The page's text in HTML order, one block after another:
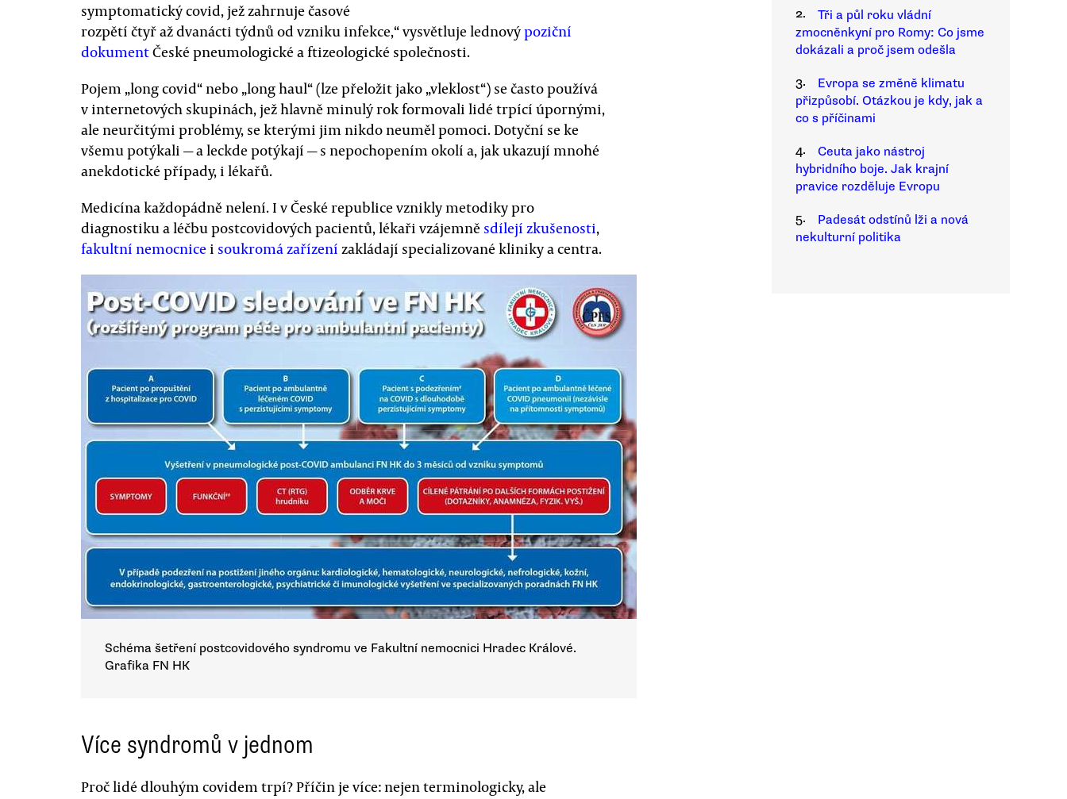
symptomatický covid, jež zahrnuje časové
rozpětí čtyř až dvanácti týdnů od vzniku infekce,“ vysvětluje lednovýpoziční
dokumentČeské pneumologické a ftizeologické společnosti.
Pojem „long covid“ nebo „long haul“ (lze přeložit jako „vleklost“) se často používá
v internetových skupinách, jež hlavně minulý rok formovali lidé trpící úpornými,
ale neurčitými problémy, se kterými jim nikdo neuměl pomoci. Dotyční se ke
všemu potýkali — a leckde potýkají — s nepochopením okolí a, jak ukazují mnohé
anekdotické případy, i lékařů.
Medicína každopádně nelení. I v České republice vznikly metodiky pro
diagnostiku a léčbu postcovidových pacientů, lékaři vzájemně sdílejí zkušenosti,
fakultní nemocnicei soukromá zařízení zakládají specializované kliniky a centra.
Schéma šetření postcovidového syndromu ve Fakultní nemocnici Hradec Králové.
Grafika FN HK
Více syndromů v jednom
Proč lidé dlouhým covidem trpí? Příčin je více: nejen terminologicky, ale
2.
Tři a půl roku vládní
zmocněnkyní pro Romy: Co jsme
dokázali a proč jsem odešla
3.
Evropa se změně klimatu
přizpůsobí. Otázkou je kdy, jak a
co s příčinami
4.
Ceuta jako nástroj
hybridního boje. Jak krajní
pravice rozděluje Evropu
5.
Padesát odstínů lži a nová
nekulturní politika